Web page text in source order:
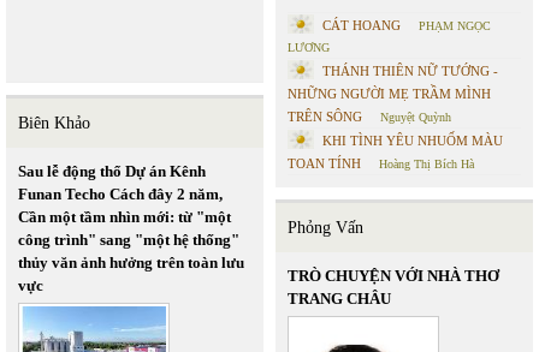
Biên Khảo
Sau lễ động thổ Dự án Kênh
Funan Techo Cách đây 2 năm,
Cần một tầm nhìn mới: từ "một
công trình" sang "một hệ thống"
thủy văn ảnh hưởng trên toàn lưu
vực
CÁT HOANG
PHẠM NGỌC
LƯƠNG
THÁNH THIÊN NỮ TƯỚNG -
NHỮNG NGƯỜI MẸ TRẦM MÌNH
TRÊN SÔNG
Nguyệt Quỳnh
KHI TÌNH YÊU NHUỐM MÀU
TOAN TÍNH
Hoàng Thị Bích Hà
Phỏng Vấn
TRÒ CHUYỆN VỚI NHÀ THƠ
TRANG CHÂU